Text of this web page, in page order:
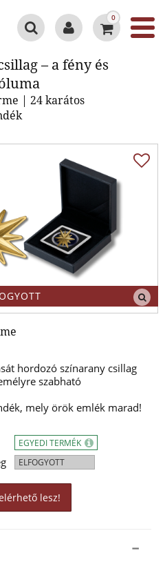
0
– a fény és
| 24 karátos
hordozó színarany csillag
szabható
mely örök emlék marad!
EGYEDI TERMÉK
ELFOGYOTT
lesz!
csillag – a fény
szimbóluma